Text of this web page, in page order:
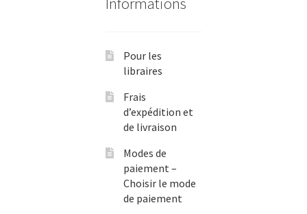
Pour les
libraires
Frais
d’expédition et
de livraison
Modes de
paiement –
Choisir le mode
de paiement